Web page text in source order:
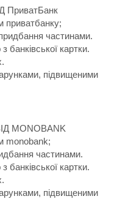
приватбанку;
частинами.
банківської картки.
підвищеними
MONOBANK
monobank;
частинами.
банківської картки.
підвищеними